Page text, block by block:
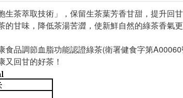
茶萃取技術」，保留生茶葉芳香甘甜，提升回
甘味，降低茶湯苦澀，使新鮮自然的綠茶香氣
品調節血脂功能認證綠茶(衛署健食字第
又回甘的好茶！